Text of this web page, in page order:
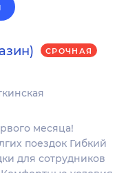
СРОЧНАЯ
месяца!
поездок Гибкий
для сотрудников